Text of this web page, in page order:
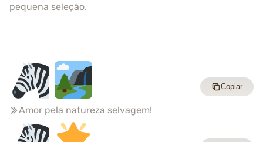
pequena seleção.
Amor pela natureza selvagem!
Copiar